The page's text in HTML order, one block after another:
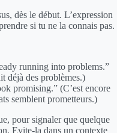
dès le début. L’expression
si tu ne la connais pas.
running into problems.”
déjà des problèmes.)
promising.” (C’est encore
semblent prometteurs.)
pour signaler que quelque
Evite-la dans un contexte